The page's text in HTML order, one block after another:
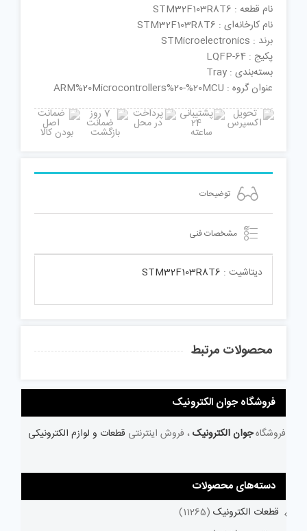
نام قطعه : STM32F103R8T6
نام کارخانه‌ای : STM32F103R8T6
برند : STMicroelectronics
پکیج : LQFP-64
بسته‌بندی : Tray
عنوان گروه : ARM%20Microcontrollers%20-%20MCU
توضیحات
مشخصات فنی
دیتاشیت : STM32F103R8T6
محصولات مرتبط
فروشگاه جوان الکترونیک
فروشگاهجوان الکترونیک ، فروش اینترنتی قطعات و لوازم الکترونیکی
دسته‌های محصولات
قطعات الکترونیک (11265)